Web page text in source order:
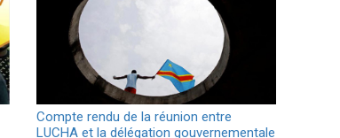
Compte rendu de la réunion entre
LUCHA et la délégation gouvernementale